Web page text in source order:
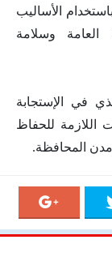
باستخدام الأساليب
وسلامة
في الإستجابة
اللازمة للحفاظ
المحافظة.